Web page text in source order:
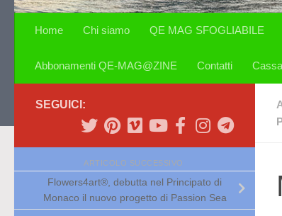
Home Chi siamo QE MAG SFOGLIABILE
Abbonamenti QE-MAG@ZINE Contatti Cassa
SEGUICI:
ARTICOLO SUCCESSIVO
Flowers4art®, debutta nel Principato di
Monaco il nuovo progetto di Passion Sea